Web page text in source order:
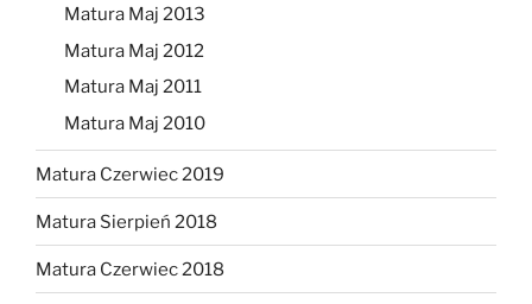
Matura Maj 2013
Matura Maj 2012
Matura Maj 2011
Matura Maj 2010
Matura Czerwiec 2019
Matura Sierpień 2018
Matura Czerwiec 2018